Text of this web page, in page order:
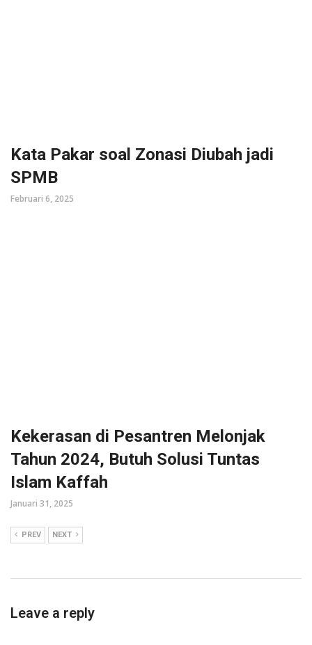
Kata Pakar soal Zonasi Diubah jadi
SPMB
Februari 6, 2025
Kekerasan di Pesantren Melonjak
Tahun 2024, Butuh Solusi Tuntas
Islam Kaffah
Januari 31, 2025
PREV NEXT
Leave a reply